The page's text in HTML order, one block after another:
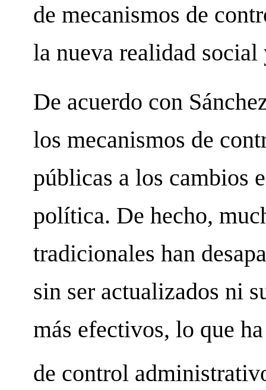
de mecanismos de
la nueva realidad
De acuerdo con
los mecanismos de
públicas a los cambios
política. De hecho,
tradicionales han
sin ser actualizados ni
más efectivos, lo que
de control